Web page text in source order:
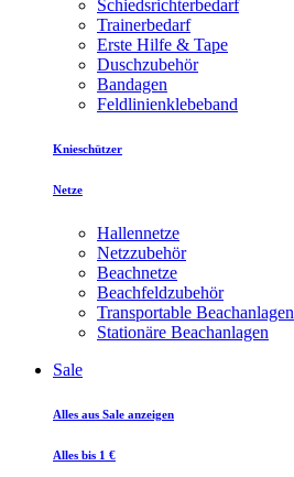
Schiedsrichterbedarf
Trainerbedarf
Erste Hilfe & Tape
Duschzubehör
Bandagen
Feldlinienklebeband
Knieschützer
Netze
Hallennetze
Netzzubehör
Beachnetze
Beachfeldzubehör
Transportable Beachanlagen
Stationäre Beachanlagen
Sale
Alles aus Sale anzeigen
Alles bis 1 €